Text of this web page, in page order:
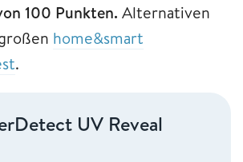
100 Punkten. Alternativen
home&smart
.
UV Reveal